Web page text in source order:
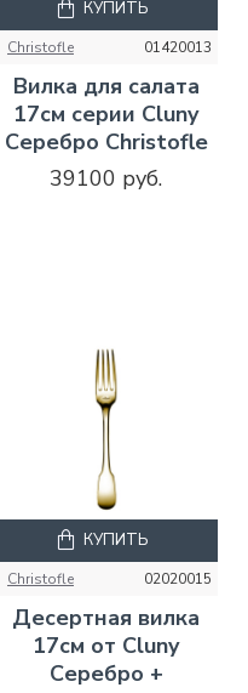
Christofle 01420013
Вилка для салата
17см серии Cluny
Серебро Christofle
39100 руб.
КУПИТЬ
Christofle 02020015
Десертная вилка
17см от Cluny
Серебро +
КУПИТЬ